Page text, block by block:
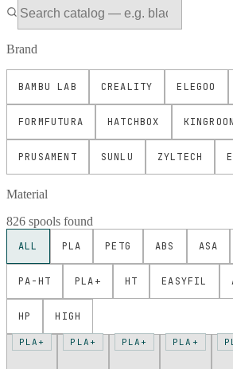
Brand
BAMBU LAB CREALITY ELEGOO
FORMFUTURA HATCHBOX KINGROON
PRUSAMENT SUNLU ZYLTECH
Material
826 spools found
ALL PLA PETG ABS ASA
PA-HT PLA+ HT EASYFIL
HP HIGH
PLA+ PLA+ PLA+ PLA+